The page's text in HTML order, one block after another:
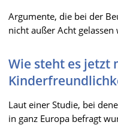
Argumente, die bei der
nicht außer Acht
Wie steht es jetzt
Laut einer Studie, bei
in ganz Europa befragt